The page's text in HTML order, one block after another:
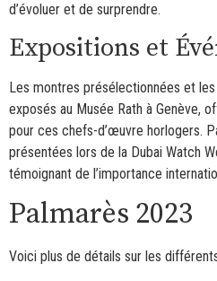
d’évoluer et de surprendre.
Expositions et
Les montres présélectionnées et
exposés au Musée Rath à Genève,
pour ces chefs-d’œuvre horlogers.
présentées lors de la Dubai Watch
témoignant de l’importance
Palmarès 2023
Voici plus de détails sur les